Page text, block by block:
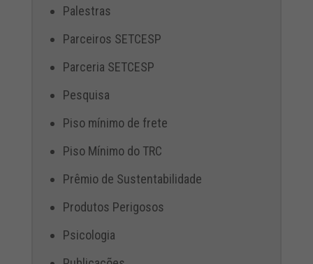
Palestras
Parceiros SETCESP
Parceria SETCESP
Pesquisa
Piso mínimo de frete
Piso Mínimo do TRC
Prêmio de Sustentabilidade
Produtos Perigosos
Psicologia